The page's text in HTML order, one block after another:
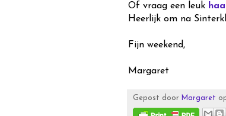
Of vraag een leuk
Heerlijk om na
Fijn weekend,
Margaret
Gepost door Margaret